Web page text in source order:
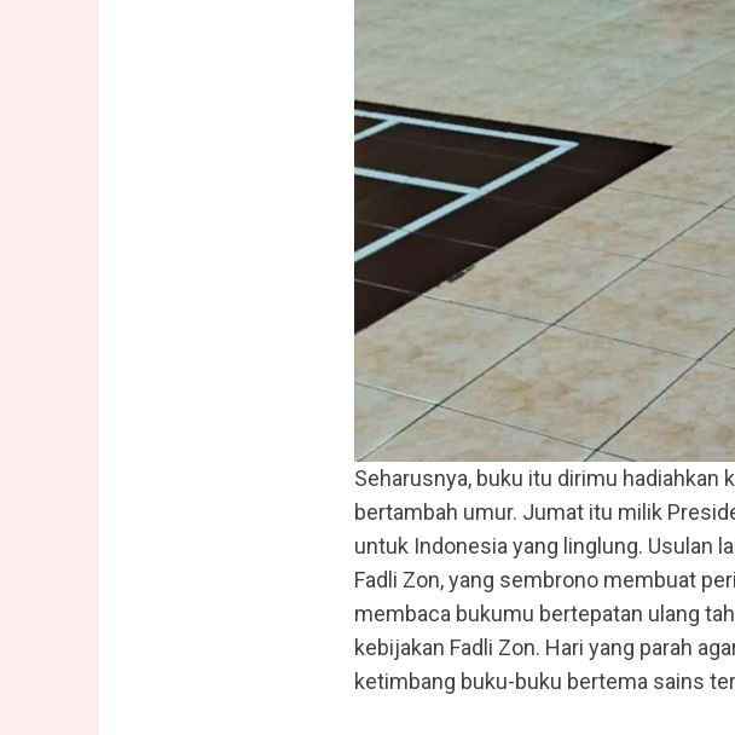
Seharusnya, buku itu dirimu hadiahkan
bertambah umur. Jumat itu milik
untuk Indonesia yang linglung. Usulan
Fadli Zon, yang sembrono membuat
membaca bukumu bertepatan ulang
kebijakan Fadli Zon. Hari yang parah
ketimbang buku-buku bertema sains